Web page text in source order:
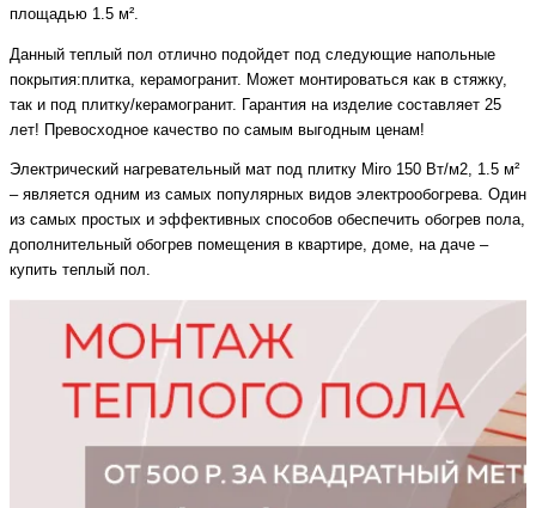
площадью 1.5 м².
Данный теплый пол отлично подойдет под следующие напольные
покрытия:плитка, керамогранит. Может монтироваться как в стяжку,
так и под плитку/керамогранит. Гарантия на изделие составляет 25
лет! Превосходное качество по самым выгодным ценам!
Электрический нагревательный мат под плитку Miro 150 Вт/м2, 1.5 м²
– является одним из самых популярных видов электрообогрева. Один
из самых простых и эффективных способов обеспечить обогрев пола,
дополнительный обогрев помещения в квартире, доме, на даче –
купить теплый пол.